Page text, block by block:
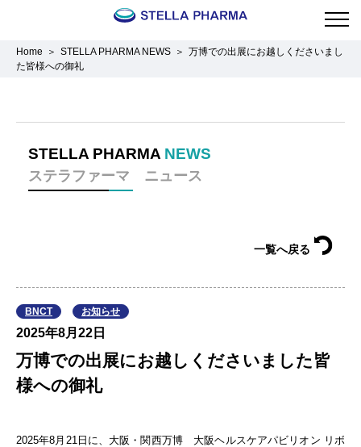
Home STELLA PHARMA NEWS
万博での出展にお越しくださいまし
た皆様への御礼
STELLA PHARMA NEWS
ステラファーマ ニュース
一覧へ戻る
BNCT お知らせ
2025年8月22日
万博での出展にお越しくださいました皆
様への御礼
2025年8月21日に、大阪・関西万博 大阪ヘルスケアパビリオン リボ